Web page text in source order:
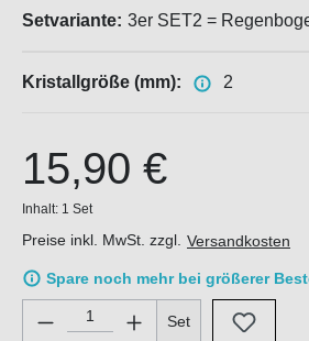
Setvariante: 3er SET2 =
Kristallgröße (mm): 2
15,90 €
Inhalt: 1 Set
Preise inkl. MwSt. zzgl. Versandkosten
Spare noch mehr bei größerer
Produkt Anzahl: Gib den
Set